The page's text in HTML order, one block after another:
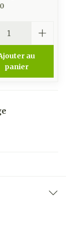
au
panier
la